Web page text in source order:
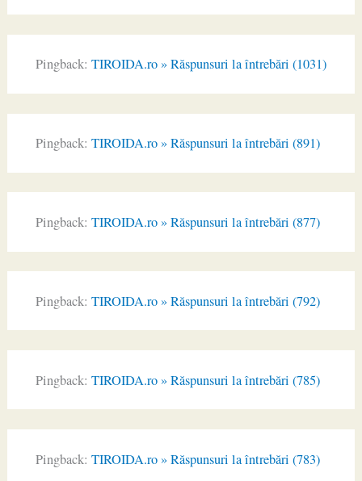
Pingback: TIROIDA.ro » Răspunsuri la întrebări (1031)
Pingback: TIROIDA.ro » Răspunsuri la întrebări (891)
Pingback: TIROIDA.ro » Răspunsuri la întrebări (877)
Pingback: TIROIDA.ro » Răspunsuri la întrebări (792)
Pingback: TIROIDA.ro » Răspunsuri la întrebări (785)
Pingback: TIROIDA.ro » Răspunsuri la întrebări (783)